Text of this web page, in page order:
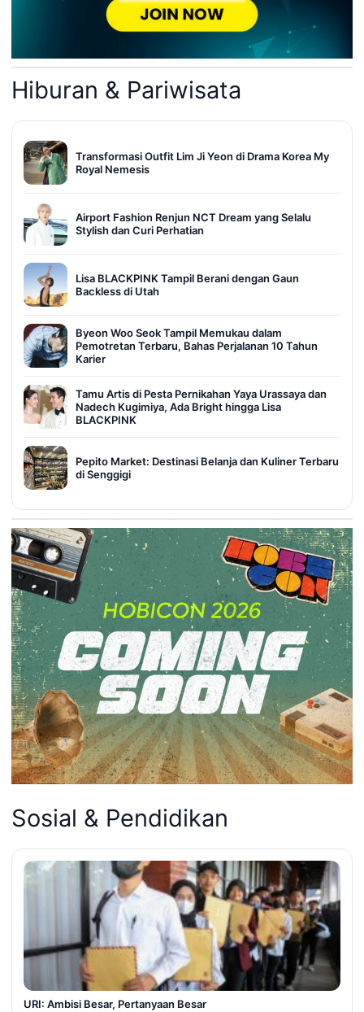
Hiburan & Pariwisata
Transformasi Outfit Lim Ji Yeon di Drama Korea My
Royal Nemesis
Airport Fashion Renjun NCT Dream yang Selalu
Stylish dan Curi Perhatian
Lisa BLACKPINK Tampil Berani dengan Gaun
Backless di Utah
Byeon Woo Seok Tampil Memukau dalam
Pemotretan Terbaru, Bahas Perjalanan 10 Tahun
Karier
Tamu Artis di Pesta Pernikahan Yaya Urassaya dan
Nadech Kugimiya, Ada Bright hingga Lisa
BLACKPINK
Pepito Market: Destinasi Belanja dan Kuliner Terbaru
di Senggigi
Sosial & Pendidikan
URI: Ambisi Besar, Pertanyaan Besar